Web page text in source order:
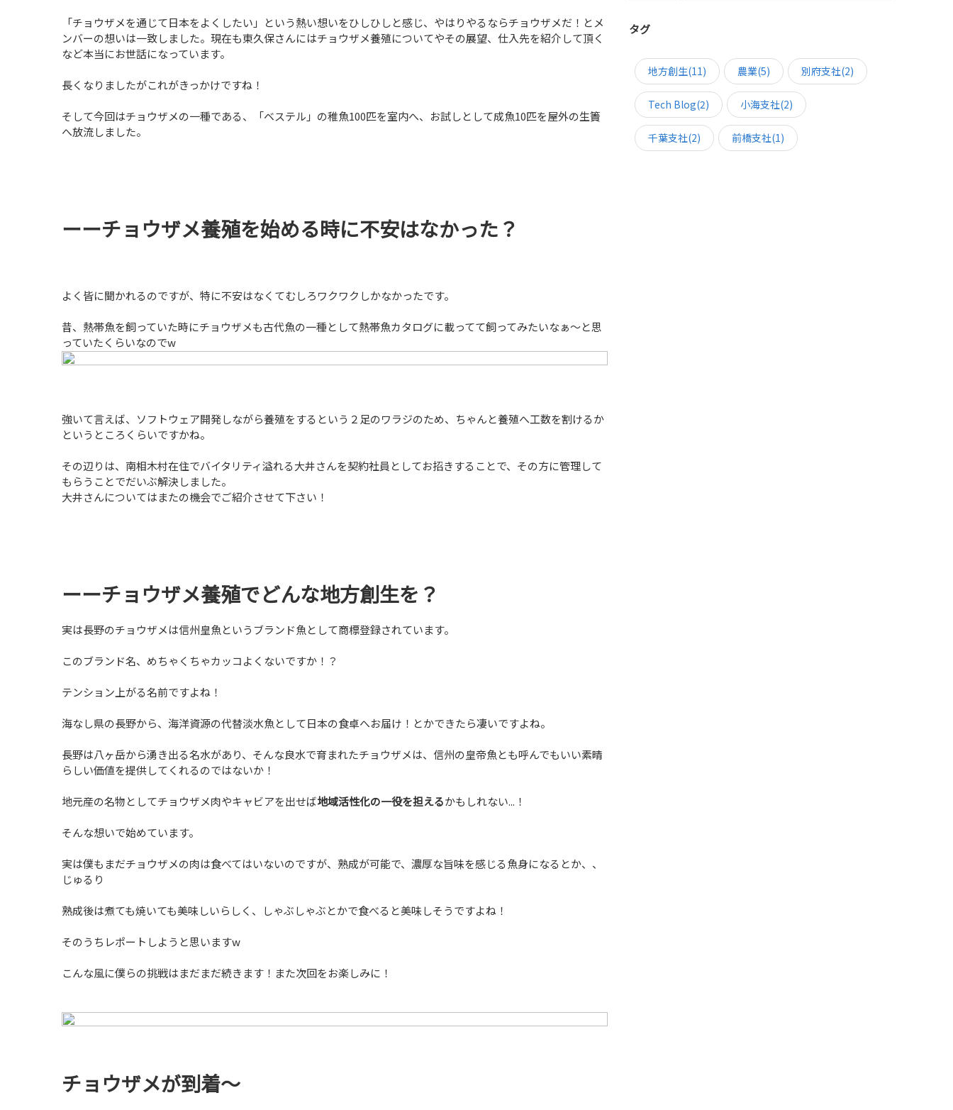
「チョウザメを通じて日本をよくしたい」という熱い想いをひしひしと感じ、やはりやるならチョウザメだ！とメ
ンバーの想いは一致しました。現在も東久保さんにはチョウザメ養殖についてやその展望、仕入先を紹介して頂く
など本当にお世話になっています。
長くなりましたがこれがきっかけですね！
そして今回はチョウザメの一種である、「ベステル」の稚魚100匹を室内へ、お試しとして成魚10匹を屋外の生簀
へ放流しました。
ーーチョウザメ養殖を始める時に不安はなかった？
よく皆に聞かれるのですが、特に不安はなくてむしろワクワクしかなかったです。
昔、熱帯魚を飼っていた時にチョウザメも古代魚の一種として熱帯魚カタログに載ってて飼ってみたいなぁ〜と思
っていたくらいなのでw
強いて言えば、ソフトウェア開発しながら養殖をするという２足のワラジのため、ちゃんと養殖へ工数を割けるか
というところくらいですかね。
その辺りは、南相木村在住でバイタリティ溢れる大井さんを契約社員としてお招きすることで、その方に管理して
もらうことでだいぶ解決しました。
大井さんについてはまたの機会でご紹介させて下さい！
ーーチョウザメ養殖でどんな地方創生を？
実は長野のチョウザメは信州皇魚というブランド魚として商標登録されています。
このブランド名、めちゃくちゃカッコよくないですか！？
テンション上がる名前ですよね！
海なし県の長野から、海洋資源の代替淡水魚として日本の食卓へお届け！とかできたら凄いですよね。
長野は八ヶ岳から湧き出る名水があり、そんな良水で育まれたチョウザメは、信州の皇帝魚とも呼んでもいい素晴
らしい価値を提供してくれるのではないか！
地元産の名物としてチョウザメ肉やキャビアを出せば地域活性化の一役を担えるかもしれない...！
そんな想いで始めています。
実は僕もまだチョウザメの肉は食べてはいないのですが、熟成が可能で、濃厚な旨味を感じる魚身になるとか、、
じゅるり
熟成後は煮ても焼いても美味しいらしく、しゃぶしゃぶとかで食べると美味しそうですよね！
そのうちレポートしようと思いますw
こんな風に僕らの挑戦はまだまだ続きます！また次回をお楽しみに！
チョウザメが到着～
タグ
地方創生(11) 農業(5) 別府支社(2)
Tech Blog(2) 小海支社(2)
千葉支社(2) 前橋支社(1)